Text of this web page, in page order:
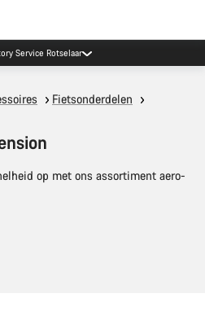
Service Rotselaar
Fietsonderdelen
op met ons assortiment aero-